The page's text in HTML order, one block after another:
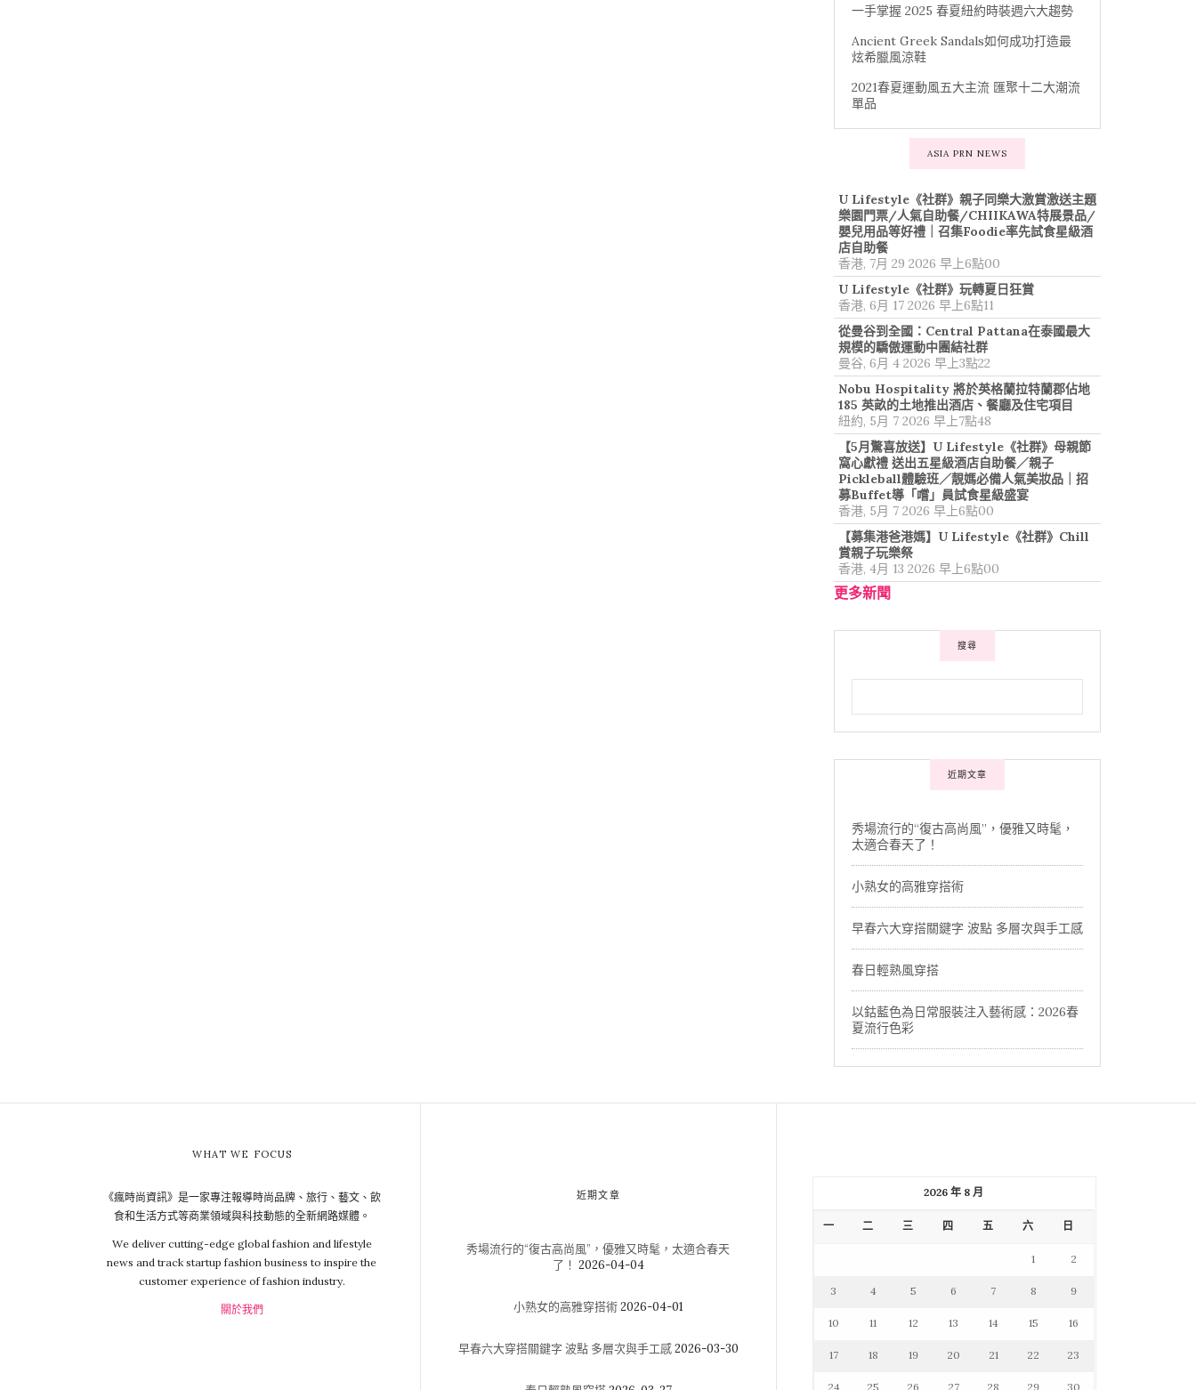
一手掌握 2025 春夏紐約時裝週六大趨勢
Ancient Greek Sandals如何成功打造最
炫希臘風涼鞋
2021春夏運動風五大主流 匯聚十二大潮流
單品
ASIA PRN NEWS
U Lifestyle《社群》親子同樂大激賞激送主題
樂園門票/人氣自助餐/CHIIKAWA特展景品/
嬰兒用品等好禮｜召集Foodie率先試食星級酒
店自助餐
香港, 7月 29 2026 早上6點00
U Lifestyle《社群》玩轉夏日狂賞
香港, 6月 17 2026 早上6點11
從曼谷到全國：Central Pattana在泰國最大
規模的驕傲運動中團結社群
曼谷, 6月 4 2026 早上3點22
Nobu Hospitality 將於英格蘭拉特蘭郡佔地
185 英畝的土地推出酒店、餐廳及住宅項目
紐約, 5月 7 2026 早上7點48
【5月驚喜放送】U Lifestyle《社群》母親節
窩心獻禮 送出五星級酒店自助餐／親子
Pickleball體驗班／靚媽必備人氣美妝品｜招
募Buffet導「嚐」員試食星級盛宴
香港, 5月 7 2026 早上6點00
【募集港爸港媽】U Lifestyle《社群》Chill
賞親子玩樂祭
香港, 4月 13 2026 早上6點00
更多新聞
搜尋
近期文章
秀場流行的“復古高尚風”，優雅又時髦，
太適合春天了！
小熟女的高雅穿搭術
早春六大穿搭關鍵字 波點 多層次與手工感
春日輕熟風穿搭
以鈷藍色為日常服裝注入藝術感：2026春
夏流行色彩
WHAT WE FOCUS
《瘋時尚資訊》是一家專注報導時尚品牌、旅行、藝文、飲
食和生活方式等商業領域與科技動態的全新網路媒體。
We deliver cutting-edge global fashion and lifestyle
news and track startup fashion business to inspire the
customer experience of fashion industry.
關於我們
近期文章
秀場流行的“復古高尚風”，優雅又時髦，太適合春天
了！ 2026-04-04
小熟女的高雅穿搭術2026-04-01
早春六大穿搭關鍵字 波點 多層次與手工感2026-03-30
2026 年 8 月
一 二 三 四 五 六 日
1 2
3 4 5 6 7 8 9
10 11 12 13 14 15 16
17 18 19 20 21 22 23
24 25 26 27 28 29 30